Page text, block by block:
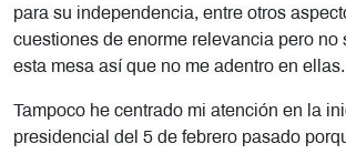
para su independencia, entre otros
cuestiones de enorme relevancia pero no
esta mesa así que no me adentro en ellas.
Tampoco he centrado mi atención en la
presidencial del 5 de febrero pasado